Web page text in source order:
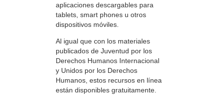
aplicaciones descargables para
tablets, smart phones u otros
dispositivos móviles.
Al igual que con los materiales
publicados de Juventud por los
Derechos Humanos Internacional
y Unidos por los Derechos
Humanos, estos recursos en línea
están disponibles gratuitamente.